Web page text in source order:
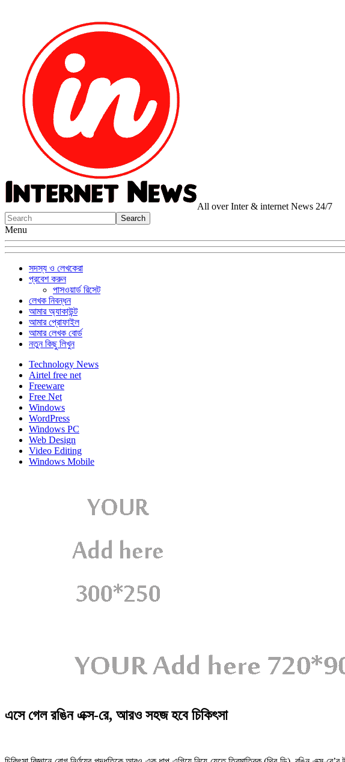
All over Inter & internet News 24/7
Menu
সদস্য ও লেখকেরা
প্রবেশ করুন
পাসওয়ার্ড রিসেট
লেখক নিবন্ধন
আমার অ্যাকাউন্ট
আমার প্রোফাইল
আমার লেখক বোর্ড
নতুন কিছু লিখুন
Technology News
Airtel free net
Freeware
Free Net
Windows
WordPress
Windows PC
Web Design
Video Editing
Windows Mobile
এসে গেল রঙিন এক্স-রে, আরও সহজ হবে চিকিৎসা